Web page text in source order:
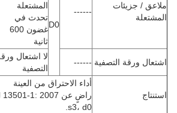
ملاعق / جزيئات
المشتعلة
------
D0
المشتعلة
تحدث في
غضون 600
ثانية
اشتعال ورقة التصفية ------
لا اشتعال ورقة
التصفية
استنتاج
أداء الاحتراق من العينة
s3، d0.